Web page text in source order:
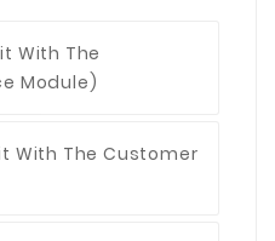
With The
Module)
With The Customer